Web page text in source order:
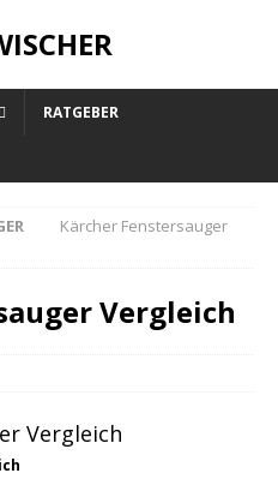
RATGEBER
Kärcher Fenstersauger
Vergleich